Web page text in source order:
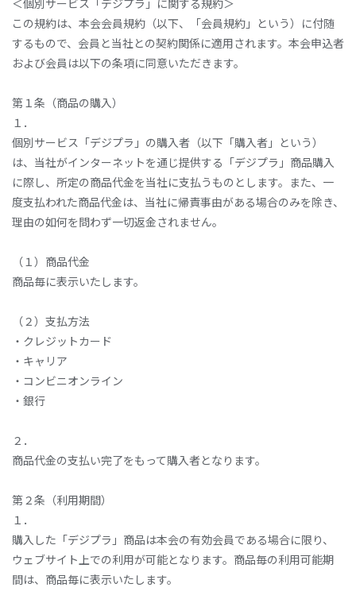
＜個別サービス「デジプラ」に関する規約＞
この規約は、本会会員規約（以下、「会員規約」という）に付随
するもので、会員と当社との契約関係に適用されます。本会申込者
および会員は以下の条項に同意いただきます。
第１条（商品の購入）
１．
個別サービス「デジプラ」の購入者（以下「購入者」という）
は、当社がインターネットを通じ提供する「デジプラ」商品購入
に際し、所定の商品代金を当社に支払うものとします。また、一
度支払われた商品代金は、当社に帰責事由がある場合のみを除き、
理由の如何を問わず一切返金されません。
（１）商品代金
商品毎に表示いたします。
（２）支払方法
・クレジットカード
・キャリア
・コンビニオンライン
・銀行
２．
商品代金の支払い完了をもって購入者となります。
第２条（利用期間）
１．
購入した「デジプラ」商品は本会の有効会員である場合に限り、
ウェブサイト上での利用が可能となります。商品毎の利用可能期
間は、商品毎に表示いたします。